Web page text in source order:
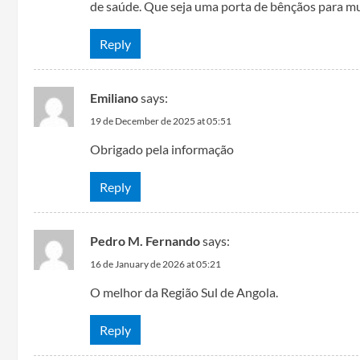
de saúde. Que seja uma porta de bênçãos para
Reply
Emilianosays:
19 de December de 2025 at 05:51
Obrigado pela informação
Reply
Pedro M. Fernandosays:
16 de January de 2026 at 05:21
O melhor da Região Sul de Angola.
Reply